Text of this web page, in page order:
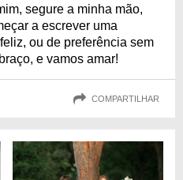
segure a minha mão,
a escrever uma
ou de preferência sem
e vamos amar!
COMPARTILHAR